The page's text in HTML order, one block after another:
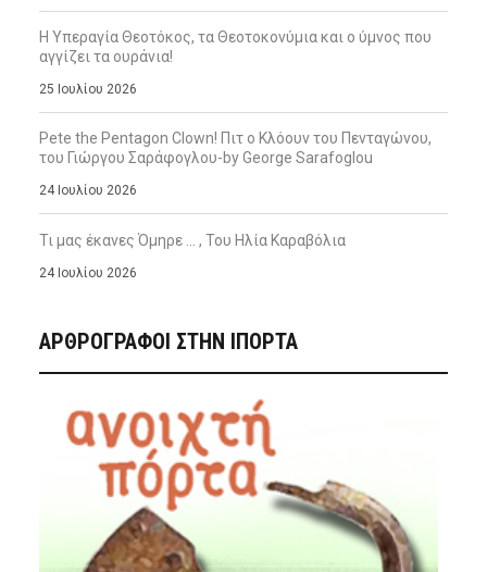
Η Υπεραγία Θεοτόκος, τα Θεοτοκονύμια και ο ύμνος που
αγγίζει τα ουράνια!
25 Ιουλίου 2026
Pete the Pentagon Clown! Πιτ ο Κλόουν του Πενταγώνου,
του Γιώργου Σαράφογλου-by George Sarafoglou
24 Ιουλίου 2026
Τι μας έκανες Όμηρε … , Του Ηλία Καραβόλια
24 Ιουλίου 2026
ΑΡΘΡΟΓΡΑΦΟΙ ΣΤΗΝ IΠΟΡΤΑ